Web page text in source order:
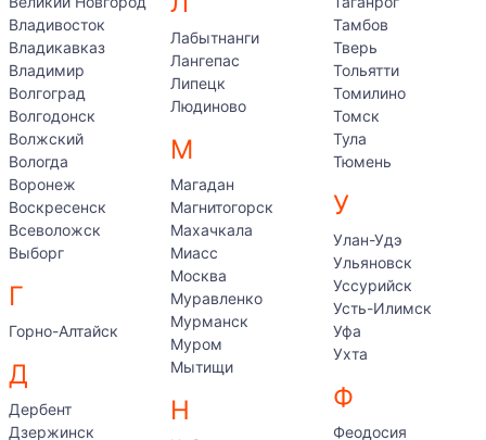
Владивосток
Владикавказ
Владимир
Волгоград
Волгодонск
Волжский
Вологда
Воронеж
Воскресенск
Всеволожск
Выборг
Г
Горно-Алтайск
Д
Дербент
Дзержинск
Лабытнанги
Лангепас
Липецк
Людиново
М
Магадан
Магнитогорск
Махачкала
Миасс
Москва
Муравленко
Мурманск
Муром
Мытищи
Н
Тамбов
Тверь
Тольятти
Томилино
Томск
Тула
Тюмень
У
Улан-Удэ
Ульяновск
Уссурийск
Усть-Илимск
Уфа
Ухта
Ф
Феодосия